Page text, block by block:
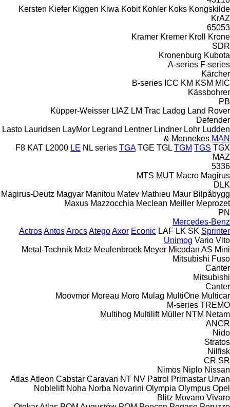
Kersten Kiefer Kiggen Kiwa Kobit Kohler Koks Kongskilde
KrAZ
65053
Kramer Kremer Kroll
Krone
SDR
Kronenburg Kubota
A-series F-series
Kärcher
B-series ICC KM KSM MIC
Kässbohrer
PB
Küpper-Weisser LIAZ LM Trac Ladog Land Rover
Defender
Lasto Lauridsen LayMor Legrand Lentner Lindner Lohr Ludden
& Mennekes MAN
F8 KAT L2000 LE NL series TGA TGE TGL TGM TGS TGX
MAZ
5336
MTS MUT Macro Magirus
DLK
Magirus-Deutz Magyar Manitou Matev Mathieu Maur Bilpåbygg
Maxus Mazzocchia Meclean Meiller Meprozet
PN
Mercedes-Benz
ActrosAntosArocsAtegoAxor Econic LAF LK SK Sprinter
Unimog Vario Vito
Metal-Technik Metz Meulenbroek Meyer Micodan AS Mini
Mitsubishi Fuso
Canter
Mitsubishi
Canter
Moovmor Moreau Moro Mulag MultiOne Multicar
M-series TREMO
Multihog Multilift Müller NTM Netam
ANCR
Nido
Stratos
Nilfisk
CR SR
Nimos Niplo Nissan
AtlasAtleon Cabstar Caravan NT NV Patrol Primastar Urvan
Noblelift Noha Norba Novarini Olympia Olympus Opel
Blitz Movano Vivaro